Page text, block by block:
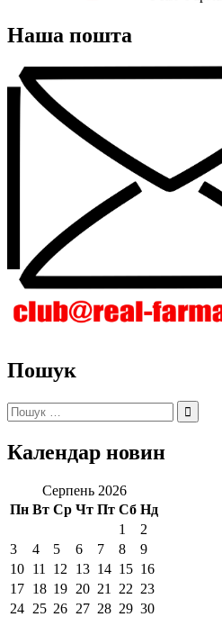
Наша пошта
Пошук
Пошук:
Календар новин
Серпень 2026
Пн Вт Ср Чт Пт Сб Нд
1
2
3
4 5 6 7 8
9
10 11 12 13 14 15 16
17 18 19 20 21 22 23
24 25 26 27 28 29 30